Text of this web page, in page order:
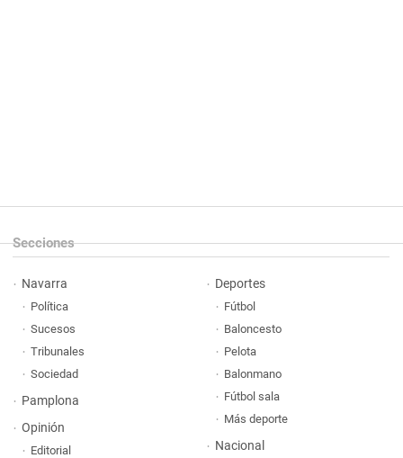
Secciones
Navarra
Política
Sucesos
Tribunales
Sociedad
Pamplona
Opinión
Editorial
Deportes
Fútbol
Baloncesto
Pelota
Balonmano
Fútbol sala
Más deporte
Nacional